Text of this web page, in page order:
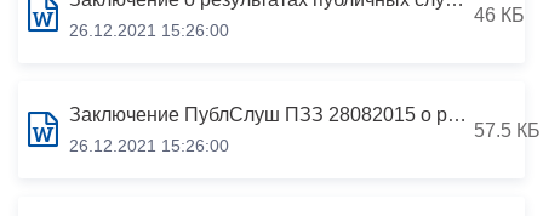
26.12.2021 15:26:00
46 КБ
Заключение ПублСлуш ПЗЗ 28082015 о результатах публичных слушаний по проекту изменений в решение Собрания представителей г.Владикавказ от 16.03.2012 №32/11 «Об утверждении «Правил землепользования и застройки г.Владикавказ» от 28.08.2015
26.12.2021 15:26:00
57.5 КБ